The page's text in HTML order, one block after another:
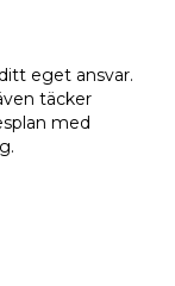
eget ansvar.
täcker
med